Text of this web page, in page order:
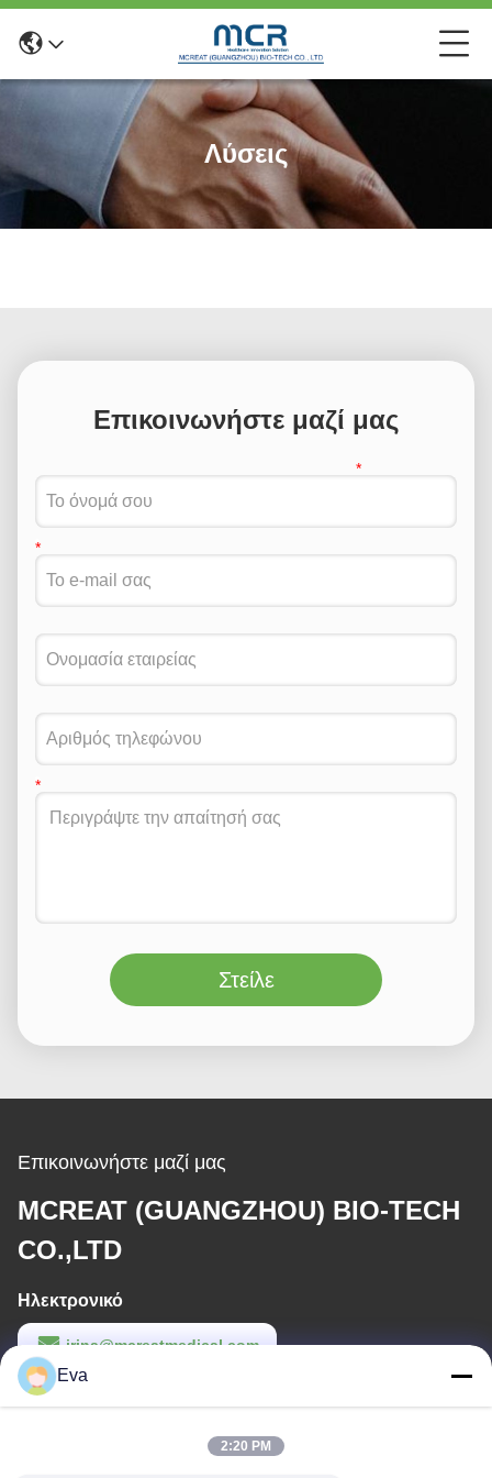
Λύσεις
Επικοινωνήστε μαζί μας
Στείλε
Επικοινωνήστε μαζί μας
MCREAT (GUANGZHOU) BIO-TECH
CO.,LTD
Ηλεκτρονικό
irina@mcreatmedical.com
Εργασιακό χρόνο
Eva
2:20 PM